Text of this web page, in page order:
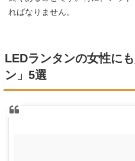
ればなりません。
LEDランタンの女性に
ン」5選